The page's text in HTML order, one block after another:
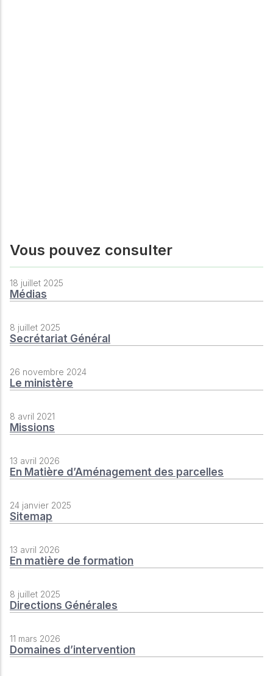
Vous pouvez consulter
18 juillet 2025
Médias
8 juillet 2025
Secrétariat Général
26 novembre 2024
Le ministère
8 avril 2021
Missions
13 avril 2026
En Matière d’Aménagement des parcelles
24 janvier 2025
Sitemap
13 avril 2026
En matière de formation
8 juillet 2025
Directions Générales
11 mars 2026
Domaines d’intervention